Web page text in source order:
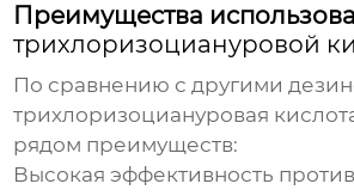
Преимущества
трихлоризоциануровой
По сравнению с другими
трихлоризоциануровая
рядом преимуществ:
Высокая эффективность